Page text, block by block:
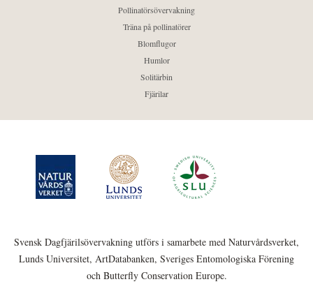
Pollinatörsövervakning
Träna på pollinatörer
Blomflugor
Humlor
Solitärbin
Fjärilar
Svensk Dagfjärilsövervakning utförs i samarbete med Naturvårdsverket,
Lunds Universitet, ArtDatabanken, Sveriges Entomologiska Förening
och Butterfly Conservation Europe.